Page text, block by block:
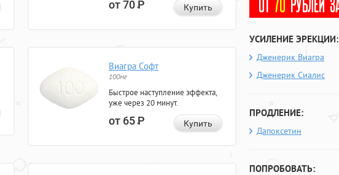
от 70Р Купить
Виагра Софт
100мг
Быстрое наступление эффекта,
уже через 20 минут.
от 65Р Купить
УСИЛЕНИЕ ЭРЕКЦИИ:
Дженерик Виагра
Дженерик Сиалис
ПРОДЛЕНИЕ:
Дапоксетин
ПОПРОБОВАТЬ: